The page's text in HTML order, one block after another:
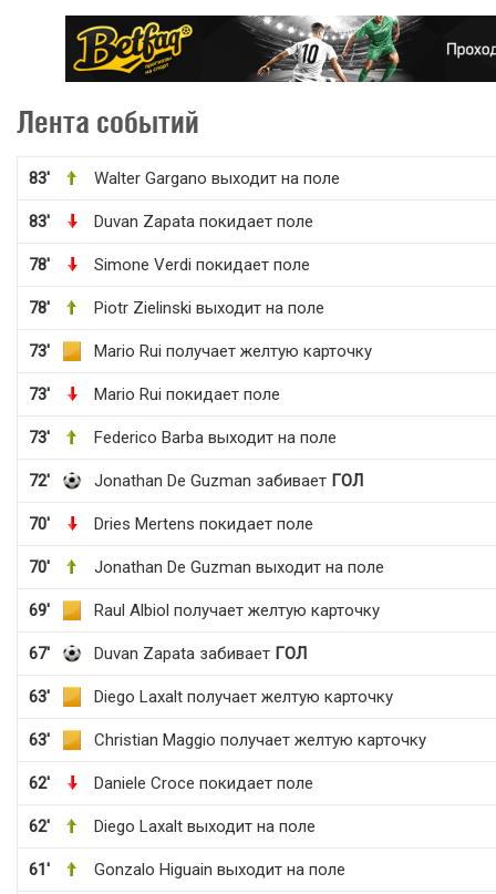
Лента событий
83' Walter Gargano выходит на поле
83' Duvan Zapata покидает поле
78' Simone Verdi покидает поле
78' Piotr Zielinski выходит на поле
73' Mario Rui получает желтую карточку
73' Mario Rui покидает поле
73' Federico Barba выходит на поле
72' Jonathan De Guzman забивает ГОЛ
70' Dries Mertens покидает поле
70' Jonathan De Guzman выходит на поле
69' Raul Albiol получает желтую карточку
67' Duvan Zapata забивает ГОЛ
63' Diego Laxalt получает желтую карточку
63' Christian Maggio получает желтую карточку
62' Daniele Croce покидает поле
62' Diego Laxalt выходит на поле
61' Gonzalo Higuain выходит на поле